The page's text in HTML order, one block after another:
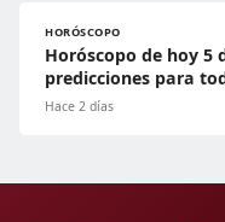
HORÓSCOPO
Horóscopo de hoy 5
predicciones para
Hace 2 días